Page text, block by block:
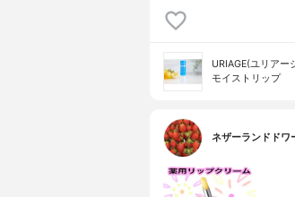
URIAGE(ユリアー
モイストリップ
ネザーランドドワ